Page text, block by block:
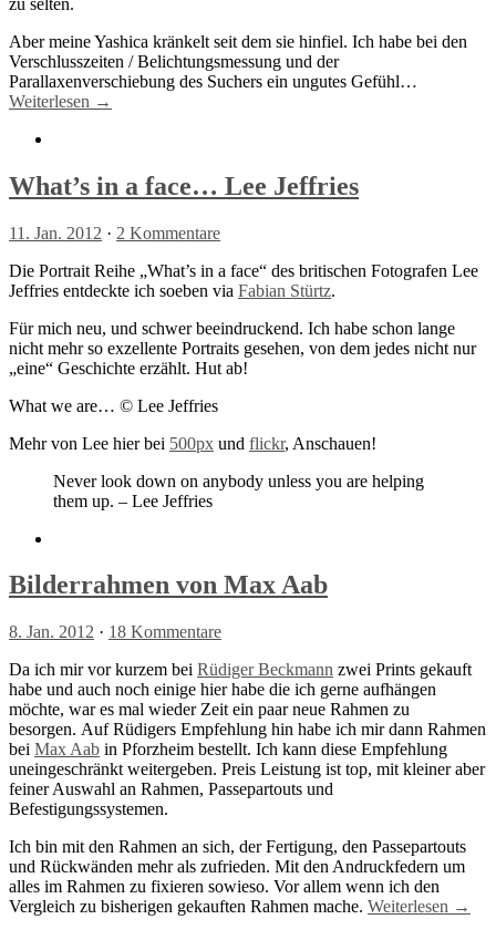
Aber meine Yashica kränkelt seit dem sie hinfiel. Ich habe bei den
Verschlusszeiten / Belichtungsmessung und der
Parallaxenverschiebung des Suchers ein ungutes Gefühl…
Weiterlesen →
What’s in a face… Lee Jeffries
11. Jan. 2012 · 2 Kommentare
Die Portrait Reihe „What’s in a face“ des britischen Fotografen Lee
Jeffries entdeckte ich soeben via Fabian Stürtz.
Für mich neu, und schwer beeindruckend. Ich habe schon lange
nicht mehr so exzellente Portraits gesehen, von dem jedes nicht nur
„eine“ Geschichte erzählt. Hut ab!
What we are… © Lee Jeffries
Mehr von Lee hier bei 500px und flickr, Anschauen!
Never look down on anybody unless you are helping
them up. – Lee Jeffries
Bilderrahmen von Max Aab
8. Jan. 2012 · 18 Kommentare
Da ich mir vor kurzem bei Rüdiger Beckmann zwei Prints gekauft
habe und auch noch einige hier habe die ich gerne aufhängen
möchte, war es mal wieder Zeit ein paar neue Rahmen zu
besorgen. Auf Rüdigers Empfehlung hin habe ich mir dann Rahmen
bei Max Aab in Pforzheim bestellt. Ich kann diese Empfehlung
uneingeschränkt weitergeben. Preis Leistung ist top, mit kleiner aber
feiner Auswahl an Rahmen, Passepartouts und
Befestigungssystemen.
Ich bin mit den Rahmen an sich, der Fertigung, den Passepartouts
und Rückwänden mehr als zufrieden. Mit den Andruckfedern um
alles im Rahmen zu fixieren sowieso. Vor allem wenn ich den
Vergleich zu bisherigen gekauften Rahmen mache. Weiterlesen →